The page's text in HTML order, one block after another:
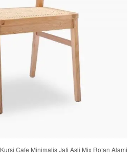
Kursi Cafe Minimalis Jati Asli Mix Rotan Alami